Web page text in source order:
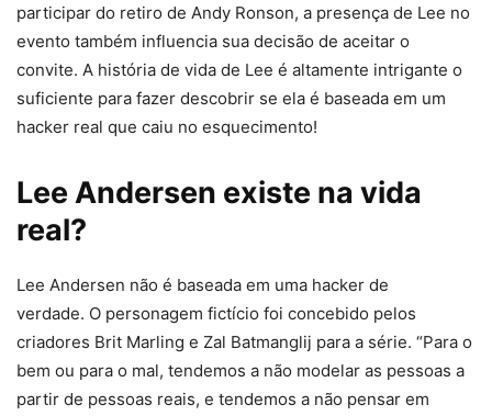
participar do retiro de Andy Ronson, a presença de Lee no
evento também influencia sua decisão de aceitar o
convite. A história de vida de Lee é altamente intrigante o
suficiente para fazer descobrir se ela é baseada em um
hacker real que caiu no esquecimento!
Lee Andersen existe na vida
real?
Lee Andersen não é baseada em uma hacker de
verdade. O personagem fictício foi concebido pelos
criadores Brit Marling e Zal Batmanglij para a série. “Para o
bem ou para o mal, tendemos a não modelar as pessoas a
partir de pessoas reais, e tendemos a não pensar em